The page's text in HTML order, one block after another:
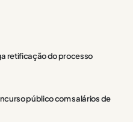
retificação do processo
público com salários de